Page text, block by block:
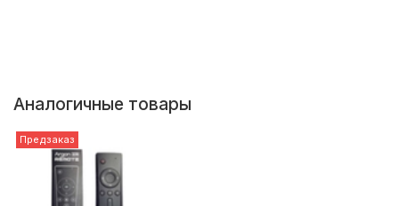
Аналогичные товары
Предзаказ